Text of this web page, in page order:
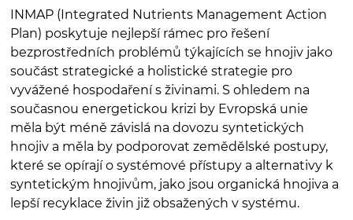
INMAP (Integrated Nutrients Management Action
Plan) poskytuje nejlepší rámec pro řešení
bezprostředních problémů týkajících se hnojiv jako
součást strategické a holistické strategie pro
vyvážené hospodaření s živinami. S ohledem na
současnou energetickou krizi by Evropská unie
měla být méně závislá na dovozu syntetických
hnojiv a měla by podporovat zemědělské postupy,
které se opírají o systémové přístupy a alternativy k
syntetickým hnojivům, jako jsou organická hnojiva a
lepší recyklace živin již obsažených v systému.